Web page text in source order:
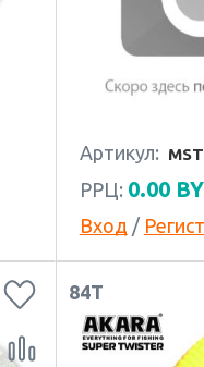
Артикул:
РРЦ: 0.00
Вход /
84T